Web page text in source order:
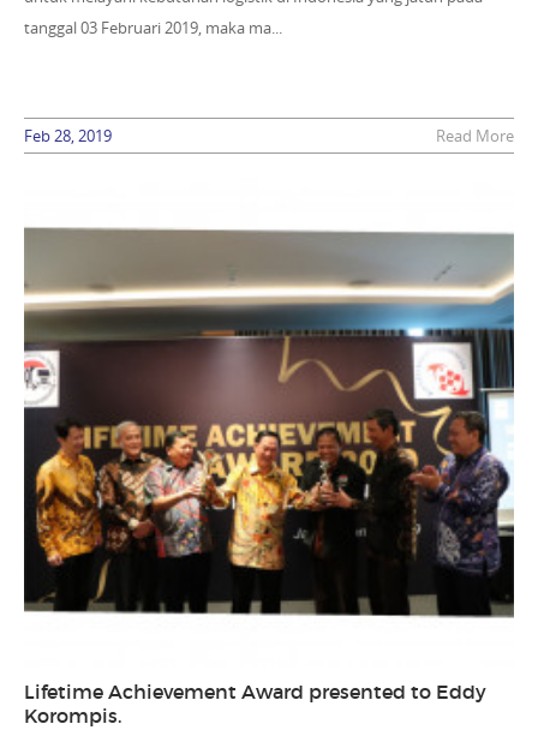
tanggal 03 Februari 2019, maka ma...
Feb 28, 2019 Read More
Lifetime Achievement Award presented to Eddy
Korompis.